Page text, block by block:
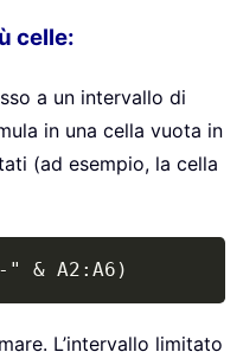
celle:
a un intervallo di
in una cella vuota in
(ad esempio, la cella
" & A2:A6)
L’intervallo limitato